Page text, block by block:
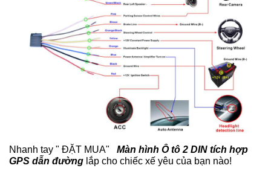
Nhanh tay " ĐẶT MUA"
Màn hình Ô tô 2 DIN tích hợp
GPS dẫn đường lắp cho chiếc xế yêu của bạn nào!